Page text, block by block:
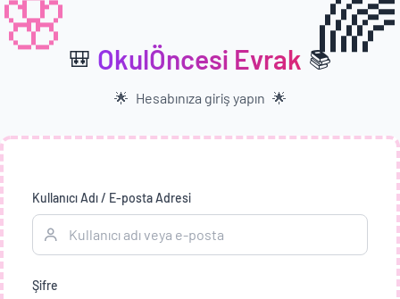
🌸 🎒 OkulÖncesi Evrak 📚
🌟 Hesabınıza giriş yapın 🌟
Kullanıcı Adı / E-posta Adresi
Şifre